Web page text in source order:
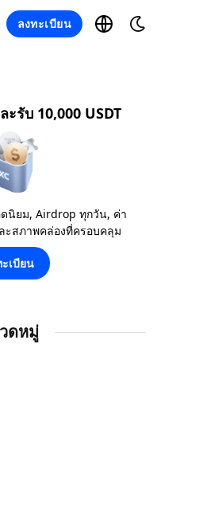
ลงทะเบียน
ะรับ 10,000 USDT
นิยม, Airdrop ทุกวัน, ค่า
ะสภาพคล่องที่ครอบคลุม
เบียน
ดหมู่